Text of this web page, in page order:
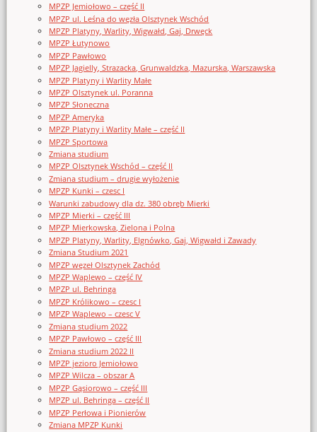
MPZP Jemiołowo – część II
MPZP ul. Leśna do węzła Olsztynek Wschód
MPZP Platyny, Warlity, Wigwałd, Gaj, Drwęck
MPZP Łutynowo
MPZP Pawłowo
MPZP Jagielly, Strazacka, Grunwaldzka, Mazurska, Warszawska
MPZP Platyny i Warlity Małe
MPZP Olsztynek ul. Poranna
MPZP Słoneczna
MPZP Ameryka
MPZP Platyny i Warlity Małe – część II
MPZP Sportowa
Zmiana studium
MPZP Olsztynek Wschód – część II
Zmiana studium – drugie wyłożenie
MPZP Kunki – czesc I
Warunki zabudowy dla dz. 380 obręb Mierki
MPZP Mierki – część III
MPZP Mierkowska, Zielona i Polna
MPZP Platyny, Warlity, Elgnówko, Gaj, Wigwałd i Zawady
Zmiana Studium 2021
MPZP węzeł Olsztynek Zachód
MPZP Waplewo – część IV
MPZP ul. Behringa
MPZP Królikowo – czesc I
MPZP Waplewo – czesc V
Zmiana studium 2022
MPZP Pawłowo – część III
Zmiana studium 2022 II
MPZP jezioro Jemiołowo
MPZP Wilcza – obszar A
MPZP Gąsiorowo – część III
MPZP ul. Behringa – część II
MPZP Perłowa i Pionierów
Zmiana MPZP Kunki